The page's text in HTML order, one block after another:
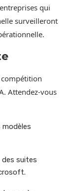
qui
surveilleront
compétition
Attendez-vous
des suites